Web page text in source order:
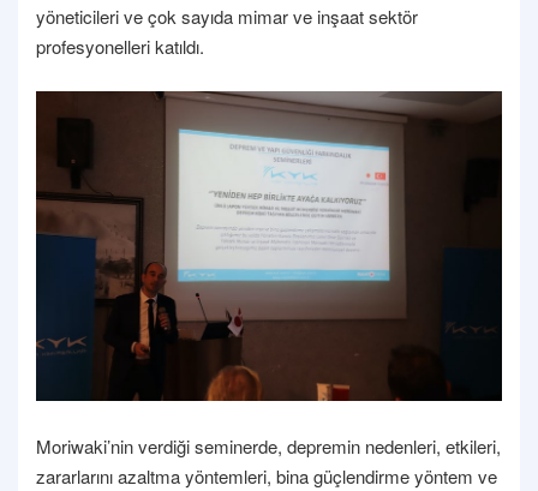
yöneticileri ve çok sayıda mimar ve inşaat sektör
profesyonelleri katıldı.
Moriwaki’nin verdiği seminerde, depremin nedenleri, etkileri,
zararlarını azaltma yöntemleri, bina güçlendirme yöntem ve